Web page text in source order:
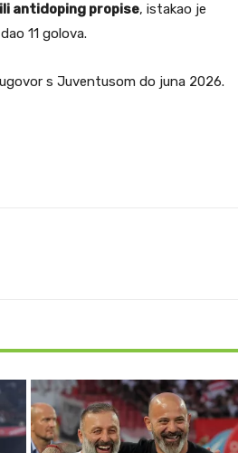
antidoping propise, istakao je
11 golova.
s Juventusom do juna 2026.